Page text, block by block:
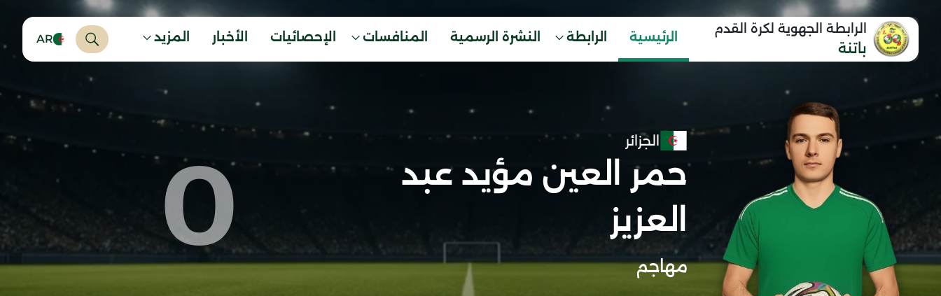
الرابطة الجهوية لكرة القدم
باتنة
الرئيسية الرابطة النشرة الرسمية المنافسات الإحصائيات الأخبار المزيد AR
الجزائر
حمر العين مؤيد عبد
العزيز
مهاجم 0